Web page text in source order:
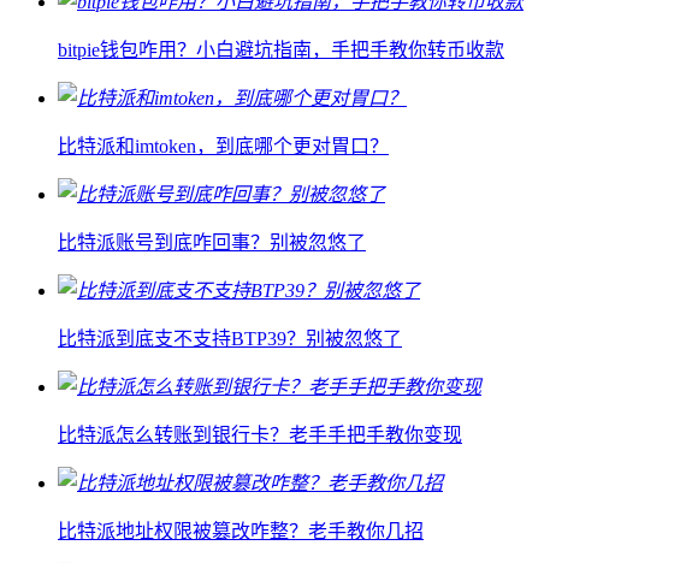
bitpie钱包咋用？小白避坑指南，手把手教你转币收款
比特派和imtoken，到底哪个更对胃口？
比特派账号到底咋回事？别被忽悠了
比特派到底支不支持BTP39？别被忽悠了
比特派怎么转账到银行卡？老手手把手教你变现
比特派地址权限被篡改咋整？老手教你几招